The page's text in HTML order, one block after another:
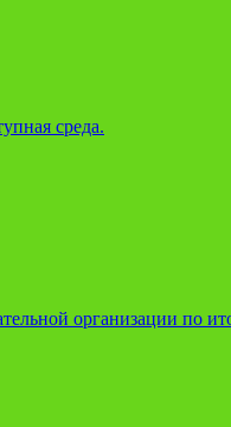
среда.
организации по